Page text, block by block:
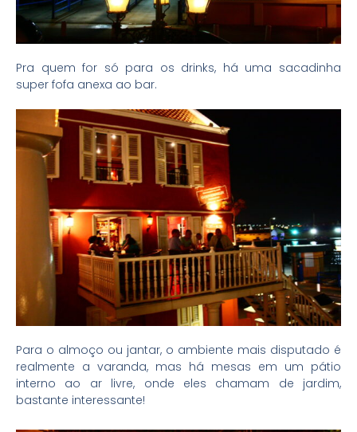
Pra quem for só para os drinks, há uma sacadinha
super fofa anexa ao bar.
Para o almoço ou jantar, o ambiente mais disputado é
realmente a varanda, mas há mesas em um pátio
interno ao ar livre, onde eles chamam de jardim,
bastante interessante!